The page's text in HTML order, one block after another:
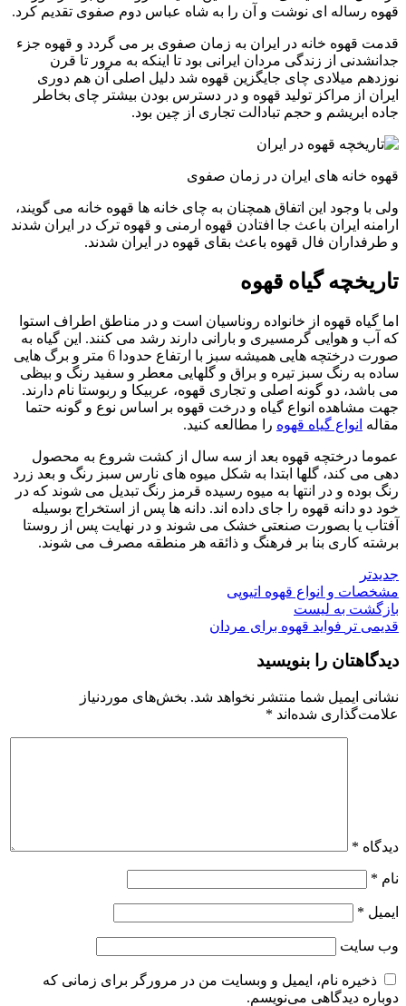
قهوه رساله ای نوشت و آن را به شاه عباس دوم صفوی تقدیم کرد.
قدمت قهوه خانه در ایران به زمان صفوی بر می گردد و قهوه جزء
جدانشدنی از زندگی مردان ایرانی بود تا اینکه به مرور تا قرن
نوزدهم میلادی چای جایگزین قهوه شد دلیل اصلی آن هم دوری
ایران از مراکز تولید قهوه و در دسترس بودن بیشتر چای بخاطر
جاده ابریشم و حجم تبادالت تجاری از چین بود.
قهوه خانه های ایران در زمان صفوی
ولی با وجود این اتفاق همچنان به چای خانه ها قهوه خانه می گویند،
ارامنه ایران باعث جا افتادن قهوه ارمنی و قهوه ترک در ایران شدند
و طرفداران فال قهوه باعث بقای قهوه در ایران شدند.
تاریخچه گیاه قهوه
اما گیاه قهوه از خانواده روناسیان است و در مناطق اطراف استوا
که آب و هوایی گرمسیری و بارانی دارند رشد می کنند. این گیاه به
صورت درختچه هایی همیشه سبز با ارتفاع حدودا 6 متر و برگ هایی
ساده به رنگ سبز تیره و براق و گلهایی معطر و سفید رنگ و بیظی
می باشد، دو گونه اصلی و تجاری قهوه، عربیکا و ربوستا نام دارند.
جهت مشاهده انواع گیاه و درخت قهوه بر اساس نوع و گونه حتما
مقاله انواع گیاه قهوه را مطالعه کنید.
عموما درختچه قهوه بعد از سه سال از کشت شروع به محصول
دهی می کند، گلها ابتدا به شکل میوه های نارس سبز رنگ و بعد زرد
رنگ بوده و در انتها به میوه رسیده قرمز رنگ تبدیل می شوند که در
خود دو دانه قهوه را جای داده اند. دانه ها پس از استخراج بوسیله
آفتاب یا بصورت صنعتی خشک می شوند و در نهایت پس از روستا
برشته کاری بنا بر فرهنگ و ذائقه هر منطقه مصرف می شوند.
جدیدتر
مشخصات و انواع قهوه اتیوپی
بازگشت به لیست
قدیمی تر فواید قهوه برای مردان
دیدگاهتان را بنویسید
نشانی ایمیل شما منتشر نخواهد شد. بخش‌های موردنیاز
علامت‌گذاری شده‌اند *
دیدگاه *
نام *
ایمیل *
وب‌ سایت
ذخیره نام، ایمیل و وبسایت من در مرورگر برای زمانی که
دوباره دیدگاهی می‌نویسم.